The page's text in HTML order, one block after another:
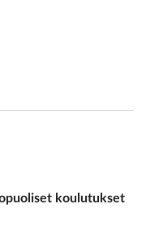
koulutukset